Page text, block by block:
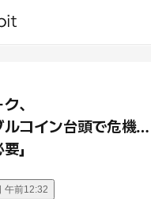
、
ルコイン台頭で危機…
」
午前12:32